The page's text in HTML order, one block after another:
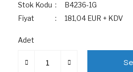
Stok Kodu
B4236-1G
Fiyat
181,04 EUR + KDV
Adet